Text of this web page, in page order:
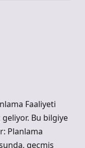
Faaliyeti
Bu bilgiye
Planlama
geçmiş